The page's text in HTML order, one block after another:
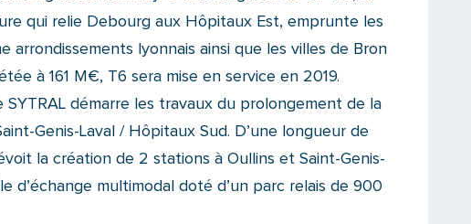
qui relie Debourg aux Hôpitaux Est, emprunte les
arrondissements lyonnais ainsi que les villes de Bron
à 161 M€, T6 sera mise en service en 2019.
SYTRAL démarre les travaux du prolongement de la
Genis-Laval / Hôpitaux Sud. D’une longueur de
la création de 2 stations à Oullins et Saint-Genis-
d’échange multimodal doté d’un parc relais de 900